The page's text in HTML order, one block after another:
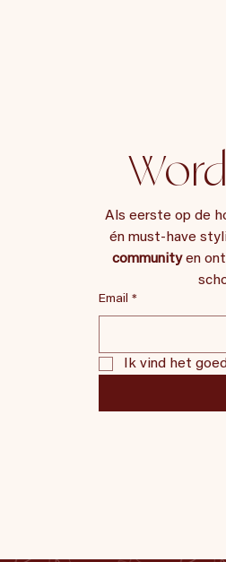
Als eerste op de
én must-have
community en
Email *
Ik vind het